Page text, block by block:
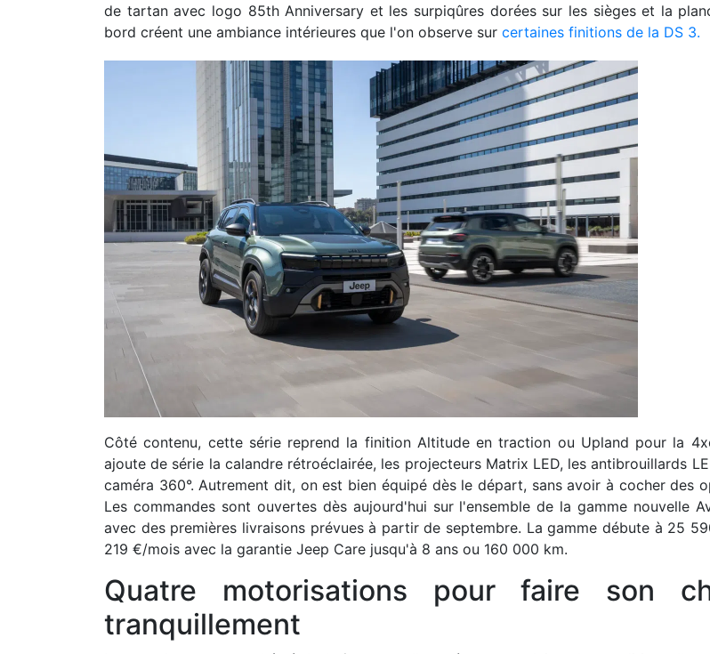
de tartan avec logo 85th Anniversary et les surpiqûres dorées sur les sièges et la
bord créent une ambiance intérieures que l'on observe sur certaines finitions de la DS 3.
Côté contenu, cette série reprend la finition Altitude en traction ou Upland pour la
ajoute de série la calandre rétroéclairée, les projecteurs Matrix LED, les antibrouillards
caméra 360°. Autrement dit, on est bien équipé dès le départ, sans avoir à cocher des
Les commandes sont ouvertes dès aujourd'hui sur l'ensemble de la gamme nouvelle
avec des premières livraisons prévues à partir de septembre. La gamme débute à 25
219 €/mois avec la garantie Jeep Care jusqu'à 8 ans ou 160 000 km.
Quatre motorisations pour faire son
tranquillement